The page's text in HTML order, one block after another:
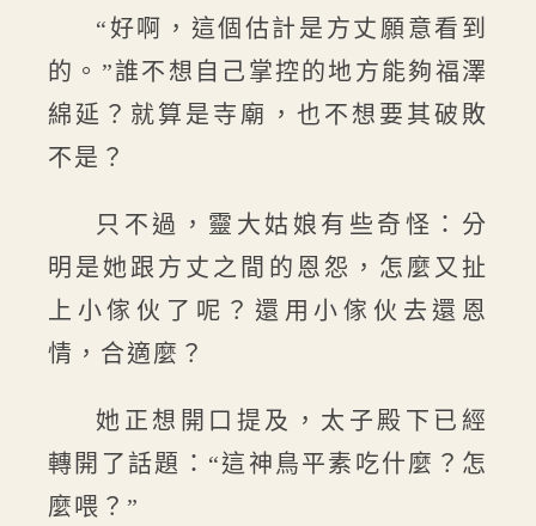
“好啊，這個估計是方丈願意看到
的。”誰不想自己掌控的地方能夠福澤
綿延？就算是寺廟，也不想要其破敗
不是？
只不過，靈大姑娘有些奇怪：分
明是她跟方丈之間的恩怨，怎麼又扯
上小傢伙了呢？還用小傢伙去還恩
情，合適麼？
她正想開口提及，太子殿下已經
轉開了話題：“這神鳥平素吃什麼？怎
麼喂？”